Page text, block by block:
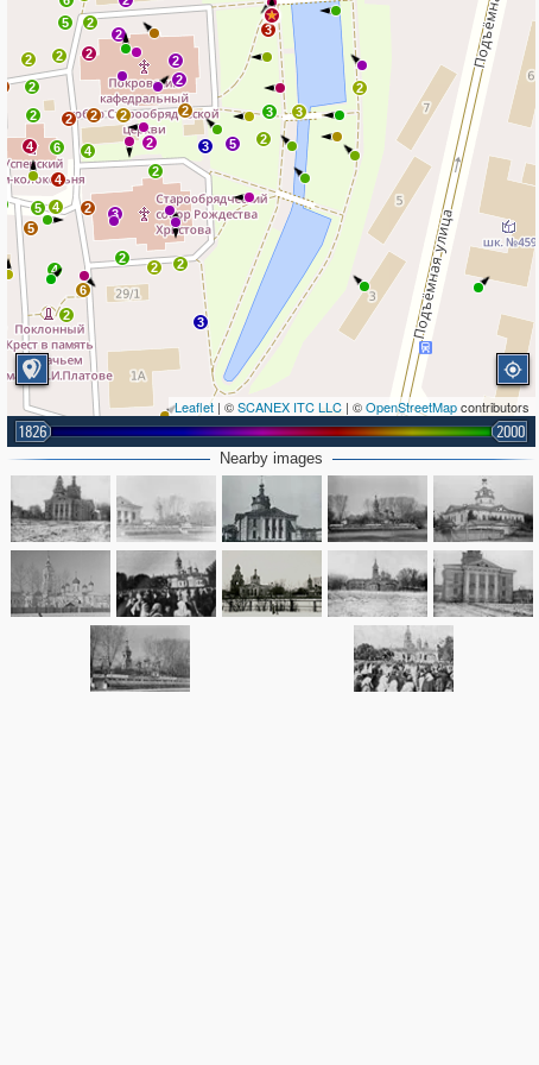
4
5
4
5
2 3
4
6
4
4
2
2
2 2 2
5
2
2
3
2
2
2
2
2
2
2
3
2
5
3
3
2
2
2
2
2
6
3
2
Leaflet | ©SCANEX ITC LLC | ©OpenStreetMapcontributors
1826 2000
Nearby images